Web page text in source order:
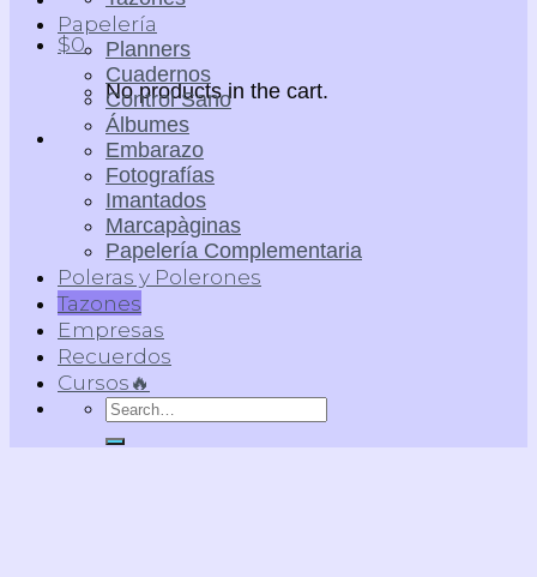
$0
No products in the cart.
Papelería
Planners
Cuadernos
Control Sano
Álbumes
Embarazo
Fotografías
Imantados
Marcapàginas
Papelería Complementaria
Poleras y Polerones
Tazones
Empresas
Recuerdos
Cursos🔥
Search
for: